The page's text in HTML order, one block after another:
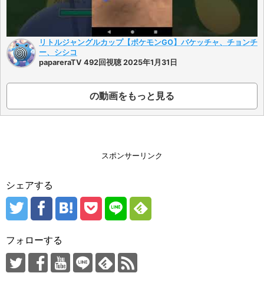
リトルジャングルカップ【ポケモンGO】バケッチャ、チョンチ
ー、シシコ
papareraTV 492回視聴 2025年1月31日
の動画をもっと見る
スポンサーリンク
シェアする
フォローする